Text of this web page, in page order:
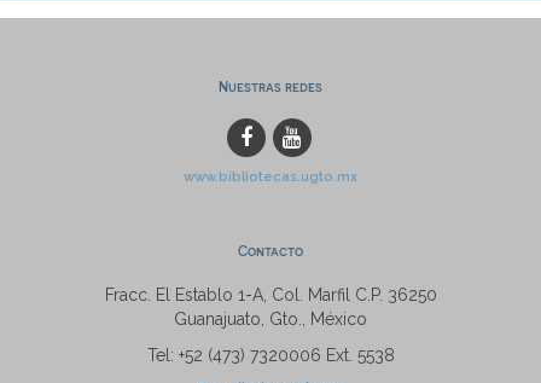
Nuestras redes
www.bibliotecas.ugto.mx
Contacto
Fracc. El Establo 1-A, Col. Marfil C.P. 36250
Guanajuato, Gto., México
Tel: +52 (473) 7320006 Ext. 5538